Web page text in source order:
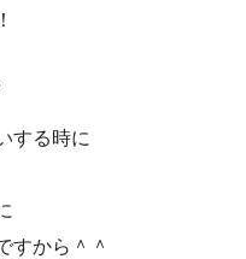
する時に
すから＾＾